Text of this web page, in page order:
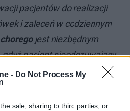
- Do Not Process My
sale, sharing to third parties, or
pacjentów do realizacji
i zaleceń w codziennym
jest niezbędnym
pacjent nieodczuwający
dolegliwości może je
działań w zakresie
regularnego, dopasowanego